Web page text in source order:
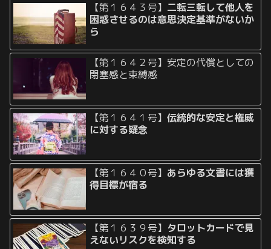
【第１６４３号】 二転三転して他人を
困惑させるのは意思決定基準がないか
ら
【第１６４２号】安定の代償としての
閉塞感と束縛感
【第１６４１号】伝統的な安定と権威
に対する疑念
【第１６４０号】 あらゆる文書には獲
得目標が宿る
【第１６３９号】 タロットカードで見
えないリスクを検知する